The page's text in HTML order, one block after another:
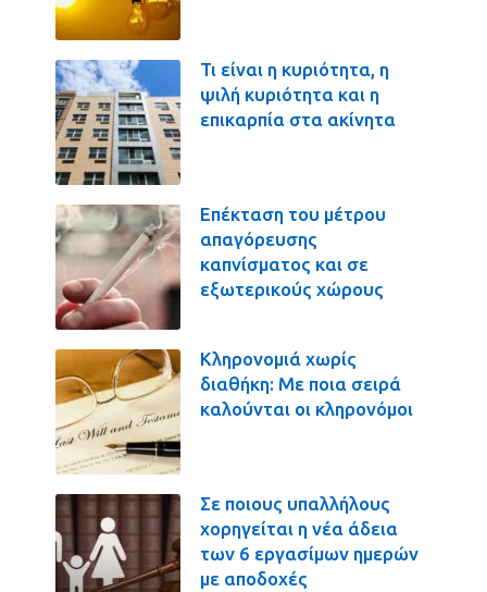
Τι είναι η κυριότητα, η
ψιλή κυριότητα και η
επικαρπία στα ακίνητα
Επέκταση του μέτρου
απαγόρευσης
καπνίσματος και σε
εξωτερικούς χώρους
Κληρονομιά χωρίς
διαθήκη: Με ποια σειρά
καλούνται οι κληρονόμοι
Σε ποιους υπαλλήλους
χορηγείται η νέα άδεια
των 6 εργασίμων ημερών
με αποδοχές